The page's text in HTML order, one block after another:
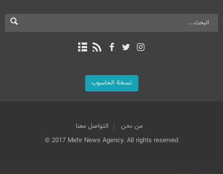
نسخة الحاسوب
من نحن
التواصل معنا
© 2017 Mehr News Agency. All rights reserved